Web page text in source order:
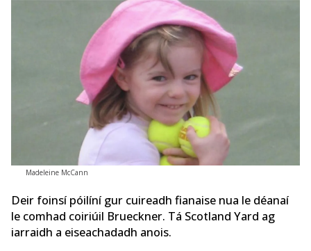
Madeleine McCann
Deir foinsí póilíní gur cuireadh fianaise nua le déanaí
le comhad coiriúil Brueckner. Tá Scotland Yard ag
iarraidh a eiseachadadh anois.